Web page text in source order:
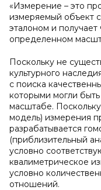
«Измерение – это
измеряемый объект
эталоном и
определенном
Поскольку не
культурного
с поиска
которыми могли
масштабе.
модель) измерения
разрабатывается
(приблизительный
условно
квалиметрическое
условно
отношений.